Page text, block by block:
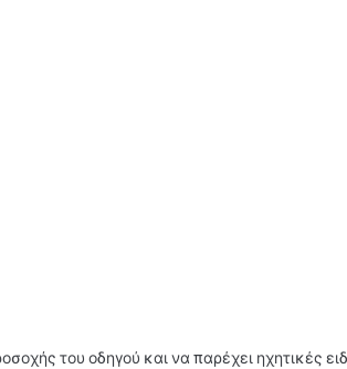
του οδηγού και να παρέχει ηχητικές